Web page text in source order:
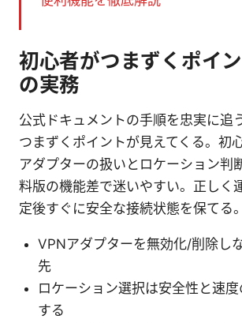
初心者がつまずくポイ
の実務
公式ドキュメントの手順を忠実に追
つまずくポイントが見えてくる。初
アダプターの扱いとロケーション判
料版の機能差で迷いやすい。正しく
定後すぐに安全な接続状態を保てる。
VPNアダプターを無効化/削除し
先
ロケーション選択は安全性と速
する